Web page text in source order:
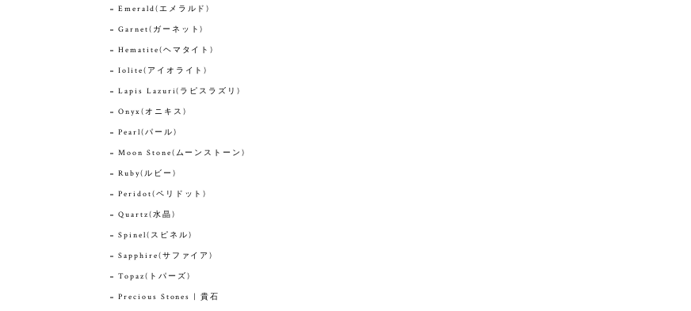
Emerald(エメラルド)
Garnet(ガーネット)
Hematite(ヘマタイト)
Iolite(アイオライト)
Lapis Lazuri(ラピスラズリ)
Onyx(オニキス)
Pearl(パール)
Moon Stone(ムーンストーン)
Ruby(ルビー)
Peridot(ペリドット)
Quartz(水晶)
Spinel(スピネル)
Sapphire(サファイア)
Topaz(トパーズ)
Precious Stones | 貴石